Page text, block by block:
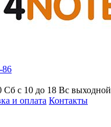
86
с 10 до 18 Вс выходной
и оплата Контакты